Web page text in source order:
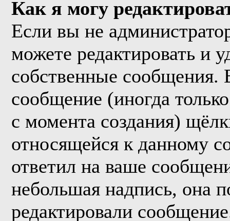
Как я могу
Если вы не
можете редактировать и
собственные сообщения.
сообщение (иногда
с момента создания)
относящейся к данному
ответил на ваше
небольшая надпись, она
редактировали